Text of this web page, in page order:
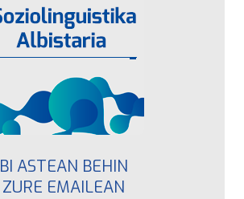
BI ASTEAN BEHIN
ZURE EMAILEAN